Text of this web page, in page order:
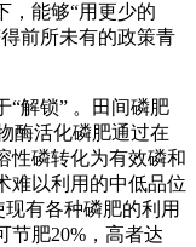
，能够“用更少的
前所未有的政策青
“解锁” 。田间磷肥
酶活化磷肥通过在
性磷转化为有效磷和
难以利用的中低品位
现有各种磷肥的利用
节肥20%，高者达